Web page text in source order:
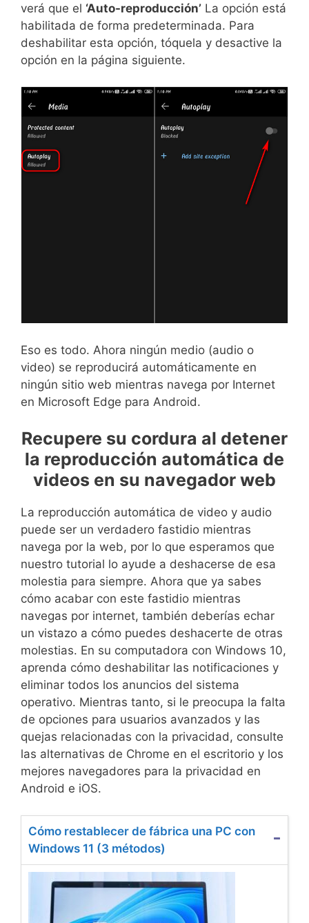
verá que el ‘Auto-reproducción’ La opción está
habilitada de forma predeterminada. Para
deshabilitar esta opción, tóquela y desactive la
opción en la página siguiente.
Eso es todo. Ahora ningún medio (audio o
video) se reproducirá automáticamente en
ningún sitio web mientras navega por Internet
en Microsoft Edge para Android.
Recupere su cordura al detener
la reproducción automática de
videos en su navegador web
La reproducción automática de video y audio
puede ser un verdadero fastidio mientras
navega por la web, por lo que esperamos que
nuestro tutorial lo ayude a deshacerse de esa
molestia para siempre. Ahora que ya sabes
cómo acabar con este fastidio mientras
navegas por internet, también deberías echar
un vistazo a cómo puedes deshacerte de otras
molestias. En su computadora con Windows 10,
aprenda cómo deshabilitar las notificaciones y
eliminar todos los anuncios del sistema
operativo. Mientras tanto, si le preocupa la falta
de opciones para usuarios avanzados y las
quejas relacionadas con la privacidad, consulte
las alternativas de Chrome en el escritorio y los
mejores navegadores para la privacidad en
Android e iOS.
Cómo restablecer de fábrica una PC con
Windows 11 (3 métodos)